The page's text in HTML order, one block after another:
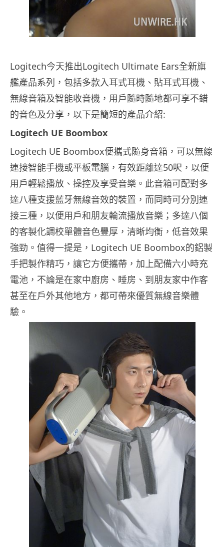
Logitech今天推出Logitech Ultimate Ears全新旗
艦產品系列，包括多款入耳式耳機、貼耳式耳機、
無線音箱及智能收音機，用戶隨時隨地都可享不錯
的音色及分享，以下是簡短的產品介紹:
Logitech UE Boombox
Logitech UE Boombox便攜式隨身音箱，可以無線
連接智能手機或平板電腦，有效距離達50呎，以便
用戶輕鬆播放、操控及享受音樂。此音箱可配對多
達八種支援藍牙無線音效的裝置，而同時可分別連
接三種，以便用戶和朋友輪流播放音樂；多達八個
的客製化調校單體音色豐厚，清晰均衡，低音效果
強勁。值得一提是，Logitech UE Boombox的鋁製
手把製作精巧，讓它方便攜帶，加上配備六小時充
電池，不論是在家中廚房、睡房、到朋友家中作客
甚至在戶外其他地方，都可帶來優質無線音樂體
驗。